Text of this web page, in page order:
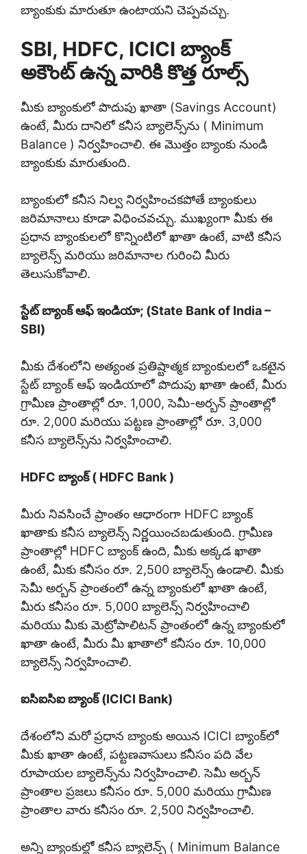
బ్యాంకుకు మారుతూ ఉంటాయని చెప్పవచ్చు.
SBI, HDFC, ICICI బ్యాంక్
అకౌంట్ ఉన్న వారికి కొత్త రూల్స్
మీకు బ్యాంకులో పొదుపు ఖాతా (Savings Account)
ఉంటే, మీరు దానిలో కనీస బ్యాలెన్స్‌ను ( Minimum
Balance ) నిర్వహించాలి. ఈ మొత్తం బ్యాంకు నుండి
బ్యాంకుకు మారుతుంది.
బ్యాంకులో కనీస నిల్వ నిర్వహించకపోతే బ్యాంకులు
జరిమానాలు కూడా విధించవచ్చు. ముఖ్యంగా మీకు ఈ
ప్రధాన బ్యాంకులలో కొన్నింటిలో ఖాతా ఉంటే, వాటి కనీస
బ్యాలెన్స్ మరియు జరిమానాల గురించి మీరు
తెలుసుకోవాలి.
స్టేట్ బ్యాంక్ ఆఫ్ ఇండియా; (State Bank of India –
SBI)
మీకు దేశంలోని అత్యంత ప్రతిష్టాత్మక బ్యాంకులలో ఒకటైన
స్టేట్ బ్యాంక్ ఆఫ్ ఇండియాలో పొదుపు ఖాతా ఉంటే, మీరు
గ్రామీణ ప్రాంతాల్లో రూ. 1,000, సెమీ-అర్బన్ ప్రాంతాల్లో
రూ. 2,000 మరియు పట్టణ ప్రాంతాల్లో రూ. 3,000
కనీస బ్యాలెన్స్‌ను నిర్వహించాలి.
HDFC బ్యాంక్ ( HDFC Bank )
మీరు నివసించే ప్రాంతం ఆధారంగా HDFC బ్యాంక్
ఖాతాకు కనీస బ్యాలెన్స్ నిర్ణయించబడుతుంది. గ్రామీణ
ప్రాంతాల్లో HDFC బ్యాంక్ ఉంది, మీకు అక్కడ ఖాతా
ఉంటే, మీకు కనీసం రూ. 2,500 బ్యాలెన్స్ ఉండాలి. మీకు
సెమీ అర్బన్ ప్రాంతంలో ఉన్న బ్యాంకులో ఖాతా ఉంటే,
మీరు కనీసం రూ. 5,000 బ్యాలెన్స్ నిర్వహించాలి
మరియు మీకు మెట్రోపాలిటన్ ప్రాంతంలో ఉన్న బ్యాంకులో
ఖాతా ఉంటే, మీరు మీ ఖాతాలో కనీసం రూ. 10,000
బ్యాలెన్స్ నిర్వహించాలి.
ఐసిఐసిఐ బ్యాంక్ (ICICI Bank)
దేశంలోని మరో ప్రధాన బ్యాంకు అయిన ICICI బ్యాంక్‌లో
మీకు ఖాతా ఉంటే, పట్టణవాసులు కనీసం పది వేల
రూపాయల బ్యాలెన్స్‌ను నిర్వహించాలి. సెమీ అర్బన్
ప్రాంతాల ప్రజలు కనీసం రూ. 5,000 మరియు గ్రామీణ
ప్రాంతాల వారు కనీసం రూ. 2,500 నిర్వహించాలి.
అన్ని బ్యాంకుల్లో కనీస బ్యాలెన్స్ ( Minimum Balance